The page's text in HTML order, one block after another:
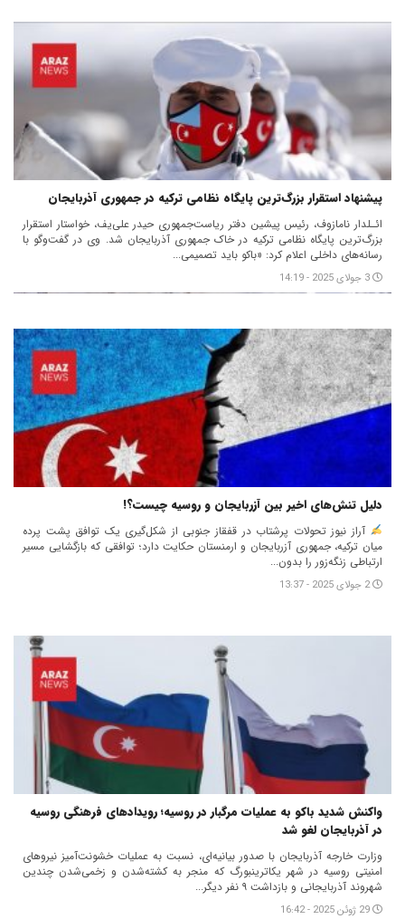
پیشنهاد استقرار بزرگ‌ترین پایگاه نظامی ترکیه در جمهوری آذربایجان
ائـلدار نامازوف، رئیس پیشین دفتر ریاست‌جمهوری حیدر علی‌یف، خواستار استقرار
بزرگ‌ترین پایگاه نظامی ترکیه در خاک جمهوری آذربایجان شد. وی در گفت‌وگو با
رسانه‌های داخلی اعلام کرد: «باکو باید تصمیمی...
3 جولای 2025 - 14:19
دلیل تنش‌های اخیر بین آزربایجان و روسیه چیست؟!
آراز نیوز تحولات پرشتاب در قفقاز جنوبی از شکل‌گیری یک توافق پشت پرده
میان ترکیه، جمهوری آزربایجان و ارمنستان حکایت دارد؛ توافقی که بازگشایی مسیر
ارتباطی زنگه‌زور را بدون...
2 جولای 2025 - 13:37
واکنش شدید باکو به عملیات مرگبار در روسیه؛ رویدادهای فرهنگی روسیه
در آذربایجان لغو شد
وزارت خارجه آذربایجان با صدور بیانیه‌ای، نسبت به عملیات خشونت‌آمیز نیروهای
امنیتی روسیه در شهر یکاترینبورگ که منجر به کشته‌شدن و زخمی‌شدن چندین
شهروند آذربایجانی و بازداشت ۹ نفر دیگر...
29 ژوئن 2025 - 16:42